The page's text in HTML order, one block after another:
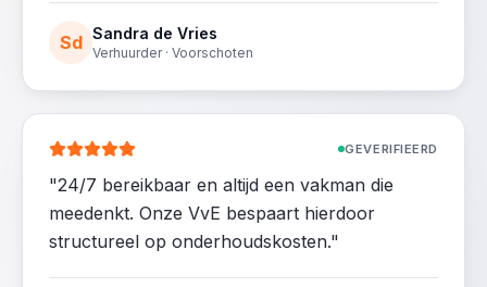
Sd Sandra de Vries
Verhuurder · Voorschoten
GEVERIFIEERD
"24/7 bereikbaar en altijd een vakman die
meedenkt. Onze VvE bespaart hierdoor
structureel op onderhoudskosten."